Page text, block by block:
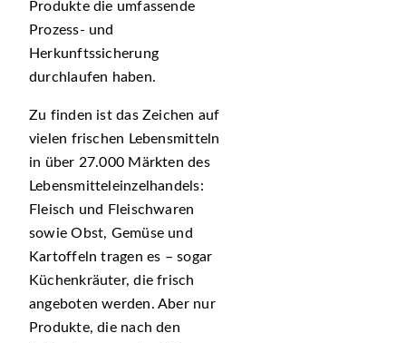
Produkte die umfassende
Prozess- und
Herkunftssicherung
durchlaufen haben.
Zu finden ist das Zeichen auf
vielen frischen Lebensmitteln
in über 27.000 Märkten des
Lebensmitteleinzelhandels:
Fleisch und Fleischwaren
sowie Obst, Gemüse und
Kartoffeln tragen es – sogar
Küchenkräuter, die frisch
angeboten werden. Aber nur
Produkte, die nach den